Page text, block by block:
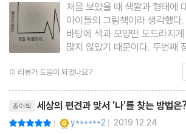
처음 보았을 때 색깔과 형태에
아이들의 그림책이라 생각했다
바탕에 색과 모양만 도드라지
많지 않았기 때문이다. 두번째
은 기게적인 학습보다는 철학
나, 생각했다. 일곱살 아이는 노
는 약간은 어리둥절한 얼굴이
는 편견은 버리고 보자.
이 리뷰가 도움이 되었나요?
종이책 세상의 편견과 맞서 '나'를 찾는 방법은?
| y******2 | 2019.12.24